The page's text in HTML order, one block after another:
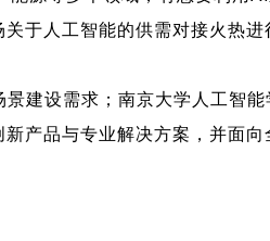
于人工智能的供需对接火热进
建设需求；南京大学人工智能
产品与专业解决方案，并面向